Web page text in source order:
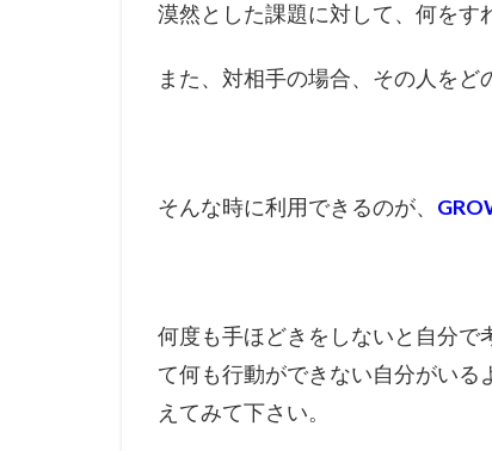
漠然とした課題に対して、何をす
また、対相手の場合、その人をど
そんな時に利用できるのが、
何度も手ほどきをしないと自分で
て何も行動ができない自分がい
えてみて下さい。